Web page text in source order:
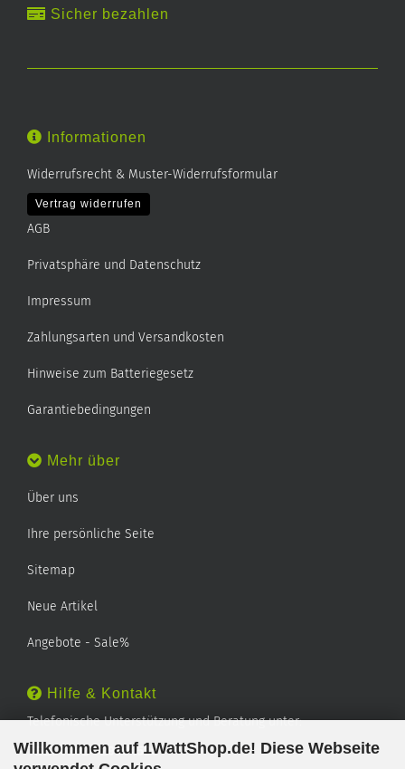
Willkommen auf 1WattShop.de! Diese Webseite
Sicher bezahlen
Informationen
Widerrufsrecht & Muster-Widerrufsformular
Vertrag widerrufen
AGB
Privatsphäre und Datenschutz
Impressum
Zahlungsarten und Versandkosten
Hinweise zum Batteriegesetz
Garantiebedingungen
Mehr über
Über uns
Ihre persönliche Seite
Sitemap
Neue Artikel
Angebote - Sale%
Hilfe & Kontakt
Telefonische Unterstützung und Beratung unter:
TEL: 0202 - 29994539